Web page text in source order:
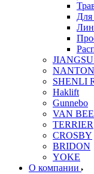
Для
SHENLI
Haklift
Gunnebo
VAN
TERRIER
CROSBY
BRIDON
YOKE
О компании